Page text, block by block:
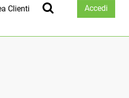
Clienti Accedi